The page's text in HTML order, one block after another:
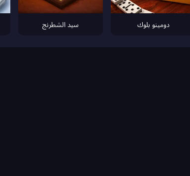
دومينو بلوك سيد الشطرنج